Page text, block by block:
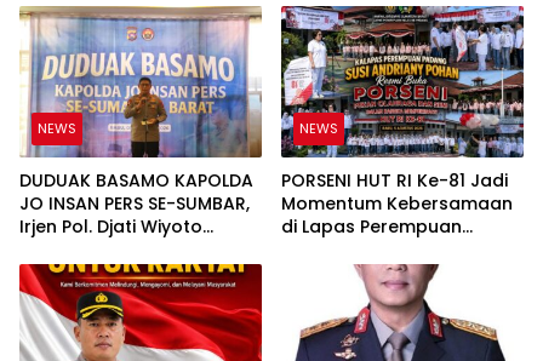
PT UHA Diminta Diselidiki
Tuntas
Bukan Sekadar Slogan
NEWS
DUDUAK BASAMO KAPOLDA
JO INSAN PERS SE-SUMBAR,
Irjen Pol. Djati Wiyoto
Ruang bagi Pelanggar
Hukum di Internal Polri
NEWS
PORSENI HUT RI Ke-81 Jadi
Momentum Kebersamaan
di Lapas Perempuan